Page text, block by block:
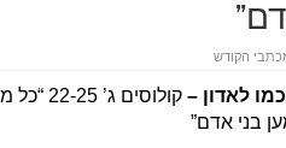
הקודש
לאדון – קולוסים ג’ 22-25 “
בני אדם”